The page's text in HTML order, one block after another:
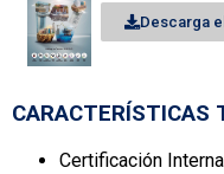
Descarga
CARACTERÍSTICAS
Certificación